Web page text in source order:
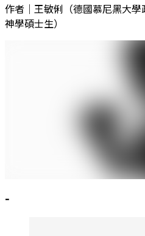
作者｜王敏俐（德國慕尼黑大
神學碩士生）
-